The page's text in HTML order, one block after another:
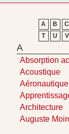
A B
C
T
U V
A
Absorption
Acoustique
Aéronautique
Architecture
Auguste